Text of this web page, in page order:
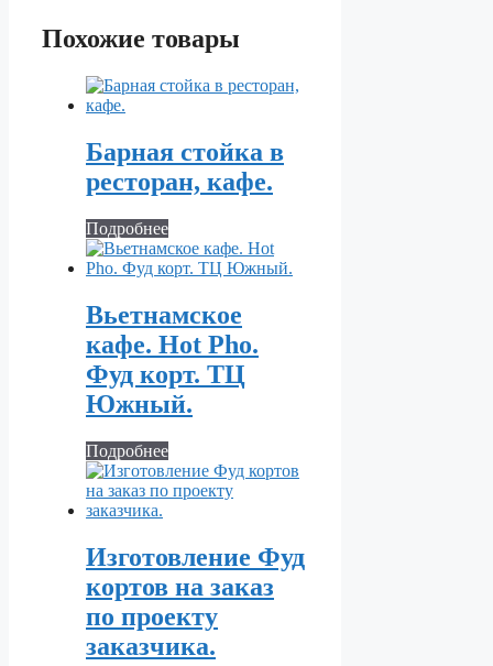
Похожие товары
Барная стойка в
ресторан, кафе.
Подробнее
Вьетнамское
кафе. Hot Pho.
Фуд корт. ТЦ
Южный.
Подробнее
Изготовление Фуд
кортов на заказ
по проекту
заказчика.